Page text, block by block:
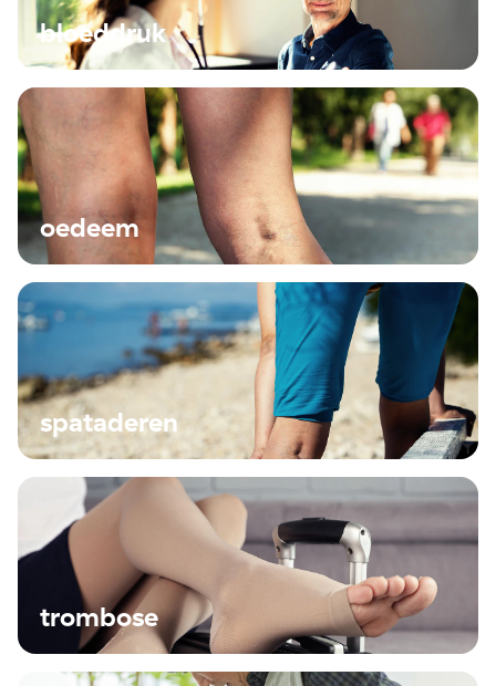
bloeddruk
oedeem
spataderen
trombose